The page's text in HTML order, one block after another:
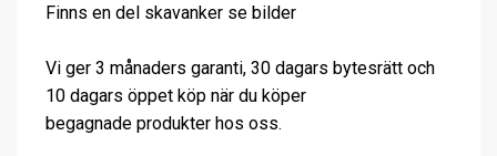
Finns en del skavanker se bilder
Vi ger 3 månaders garanti, 30 dagars bytesrätt och
10 dagars öppet köp när du köper
begagnade produkter hos oss.